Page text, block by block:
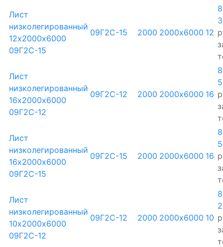
Лист
низколегированный
12х2000х6000
09Г2С-15
09Г2С-15 2000 2000х6000 12
Лист
низколегированный
16х2000х6000
09Г2С-12
09Г2С-12 2000 2000х6000 16
Лист
низколегированный
16х2000х6000
09Г2С-15
09Г2С-15 2000 2000х6000 16
Лист
низколегированный
10х2000х6000
09Г2С-12
09Г2С-12 2000 2000х6000 10